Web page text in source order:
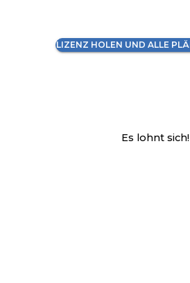
LIZENZ HOLEN UND ALLE
Es lohnt sich!